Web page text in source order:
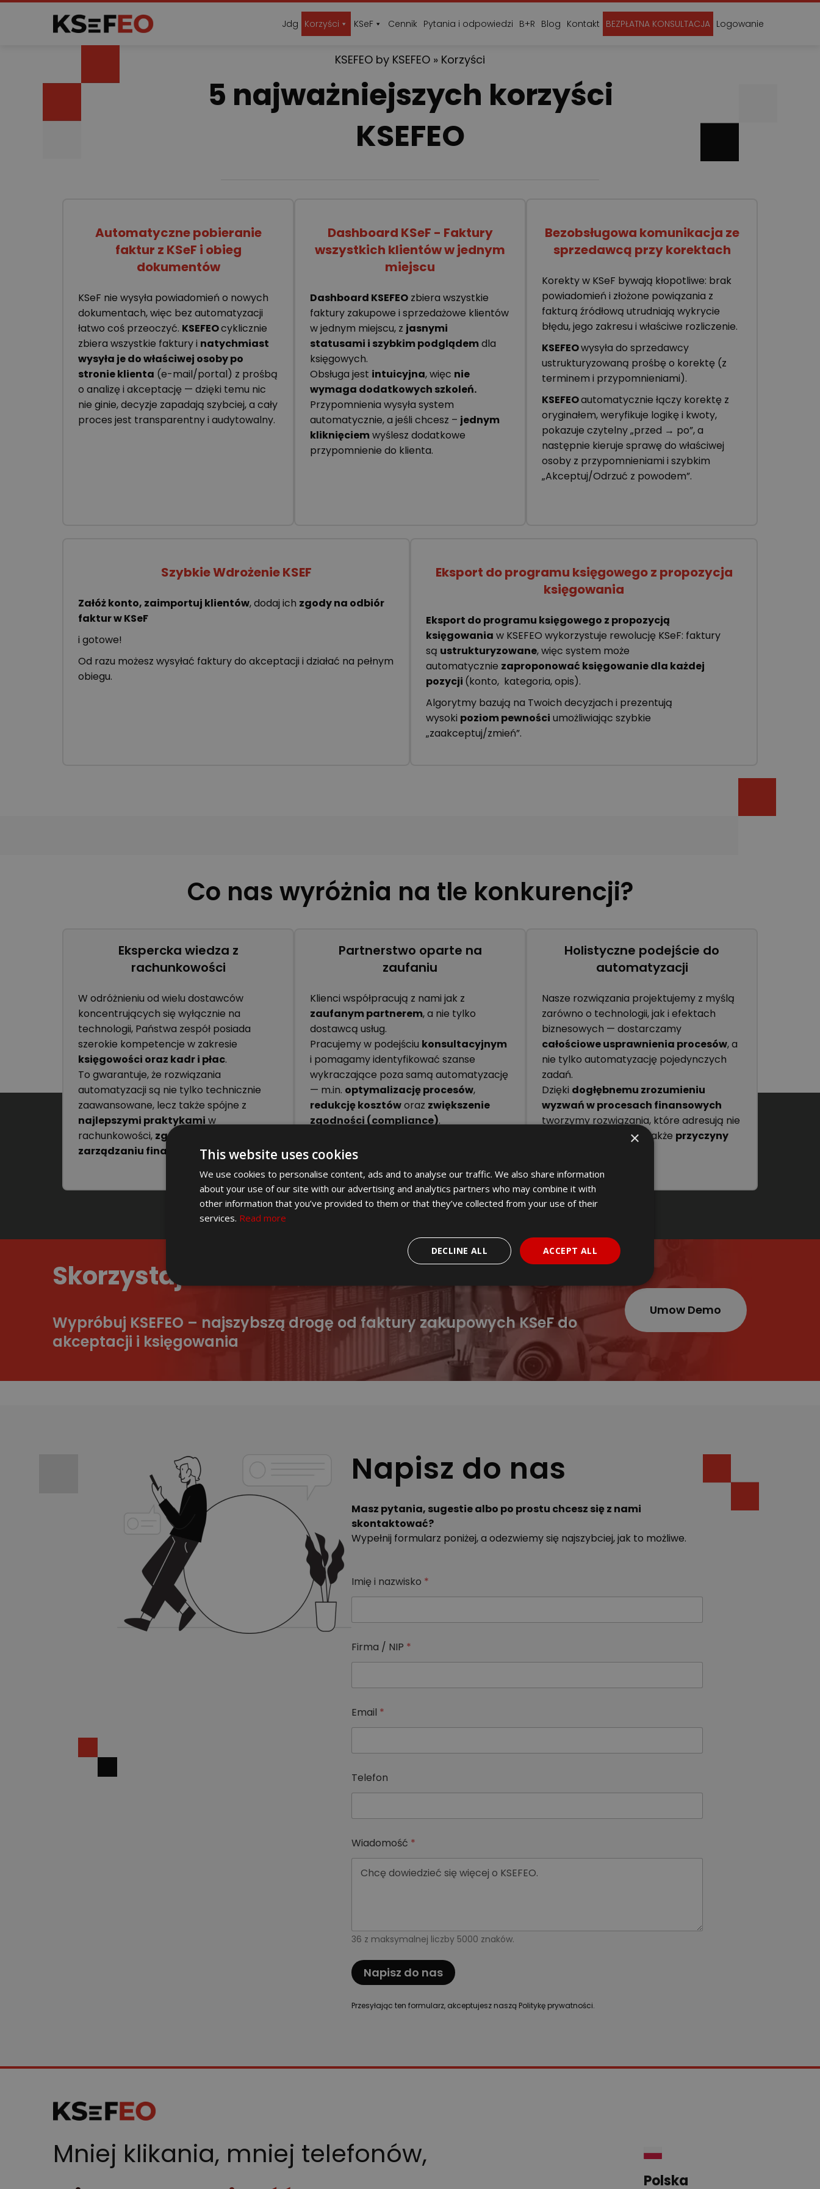
Jdg Korzyści KSeF Cennik Pytania i odpowiedzi B+R Blog Kontakt BEZPŁATNA KONSULTACJA Logowanie
KSEFEO by KSEFEO » Korzyści
5 najważniejszych korzyści
KSEFEO
Automatyczne pobieranie
faktur z KSeF i obieg
dokumentów
KSeF nie wysyła powiadomień o nowych
dokumentach, więc bez automatyzacji
łatwo coś przeoczyć. KSEFEOcyklicznie
zbiera wszystkie faktury i natychmiast
wysyła je do właściwej osoby po
stronie klienta (e-mail/portal) z prośbą
o analizę i akceptację — dzięki temu nic
nie ginie, decyzje zapadają szybciej, a cały
proces jest transparentny i audytowalny.
Dashboard KSeF - Faktury
wszystkich klientów w jednym
miejscu
Dashboard KSEFEO zbiera wszystkie
faktury zakupowe i sprzedażowe klientów
w jednym miejscu, z jasnymi
statusami i szybkim podglądemdla
księgowych.
Obsługa jest intuicyjna, więc nie
wymaga dodatkowych szkoleń.
Przypomnienia wysyła system
automatycznie, a jeśli chcesz – jednym
kliknięciemwyślesz dodatkowe
przypomnienie do klienta.
Bezobsługowa komunikacja ze
sprzedawcą przy korektach
Korekty w KSeF bywają kłopotliwe: brak
powiadomień i złożone powiązania z
fakturą źródłową utrudniają wykrycie
błędu, jego zakresu i właściwe rozliczenie.
KSEFEOwysyła do sprzedawcy
ustrukturyzowaną prośbę o korektę (z
terminem i przypomnieniami).
KSEFEOautomatycznie łączy korektę z
oryginałem, weryfikuje logikę i kwoty,
pokazuje czytelny „przed → po”, a
następnie kieruje sprawę do właściwej
osoby z przypomnieniami i szybkim
„Akceptuj/Odrzuć z powodem”.
Szybkie Wdrożenie KSEF
Załóż konto, zaimportuj klientów, dodaj ich zgody na odbiór
faktur w KSeF
i gotowe!
Od razu możesz wysyłać faktury do akceptacji i działać na pełnym
obiegu.
Eksport do programu księgowego z propozycja
księgowania
Eksport do programu księgowego z propozycją
księgowania w KSEFEO wykorzystuje rewolucję KSeF: faktury
są ustrukturyzowane, więc system może
automatycznie zaproponować księgowanie dla każdej
pozycji (konto, kategoria, opis).
Algorytmy bazują na Twoich decyzjach i prezentują
wysoki poziom pewności umożliwiając szybkie
„zaakceptuj/zmień”.
Co nas wyróżnia na tle konkurencji?
Ekspercka wiedza z
rachunkowości
W odróżnieniu od wielu dostawców
koncentrujących się wyłącznie na
technologii, Państwa zespół posiada
szerokie kompetencje w zakresie
księgowości oraz kadr i płac.
To gwarantuje, że rozwiązania
automatyzacji są nie tylko technicznie
zaawansowane, lecz także spójne z
najlepszymi praktykami w
rachunkowości, zgodności
zarządzaniu finansami .
Partnerstwo oparte na
zaufaniu
Klienci współpracują z nami jak z
zaufanym partnerem, a nie tylko
dostawcą usług.
Pracujemy w podejściu konsultacyjnym
i pomagamy identyfikować szanse
wykraczające poza samą automatyzację
— m.in. optymalizację procesów,
redukcję kosztóworaz zwiększenie
zgodności (compliance).
Holistyczne podejście do
automatyzacji
Nasze rozwiązania projektujemy z myślą
zarówno o technologii, jak i efektach
biznesowych — dostarczamy
całościowe usprawnienia procesów, a
nie tylko automatyzację pojedynczych
zadań.
Dzięki dogłębnemu zrozumieniu
wyzwań w procesach finansowych
tworzymy rozwiązania, które adresują nie
tylko symptomy, lecz także przyczyny
Skorzystaj z BEZPŁATNEGO demo KSEFEO
Wypróbuj KSEFEO – najszybszą drogę od faktury zakupowych KSeF do
akceptacji i księgowania
Umow Demo
Napisz do nas
Masz pytania, sugestie albo po prostu chcesz się z nami
skontaktować?
Wypełnij formularz poniżej, a odezwiemy się najszybciej, jak to możliwe.
Imię i nazwisko *
Firma / NIP *
Email *
I
m
ę
Telefon
Wiadomość *
36 z maksymalnej liczby 5000 znaków.
Napisz do nas
Przesyłając ten formularz, akceptujesz naszą Politykę prywatności.
Mniej klikania, mniej telefonów,
Polska
×
This website uses cookies
We use cookies to personalise content, ads and to analyse our traffic. We also share information
about your use of our site with our advertising and analytics partners who may combine it with
other information that you’ve provided to them or that they’ve collected from your use of their
services. Read more
ACCEPT ALL
DECLINE ALL